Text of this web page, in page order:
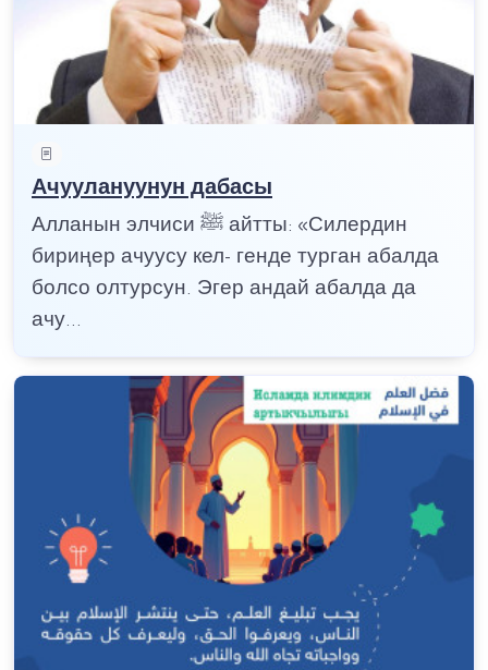
Ачуулануунун дабасы
Алланын элчиси ﷺ айтты: «Силердин
бириңер ачуусу кел- генде турган абалда
болсо олтурсун. Эгер андай абалда да
ачу...